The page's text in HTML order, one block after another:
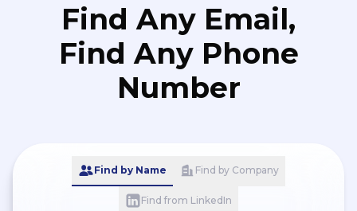
Find Any Email,
Find Any Phone
Number
Find by Name Find by Company
Find from LinkedIn